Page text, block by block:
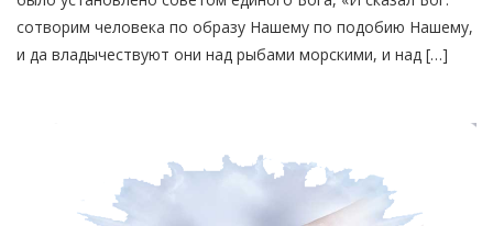
сотворим человека по образу Нашему по подобию Нашему,
и да владычествуют они над рыбами морскими, и над […]